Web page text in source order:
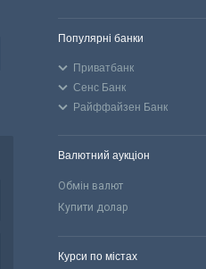
Популярні банки
Приватбанк
Сенс Банк
Райффайзен Банк
Валютний аукціон
Обмін валют
Купити долар
Курси по містах